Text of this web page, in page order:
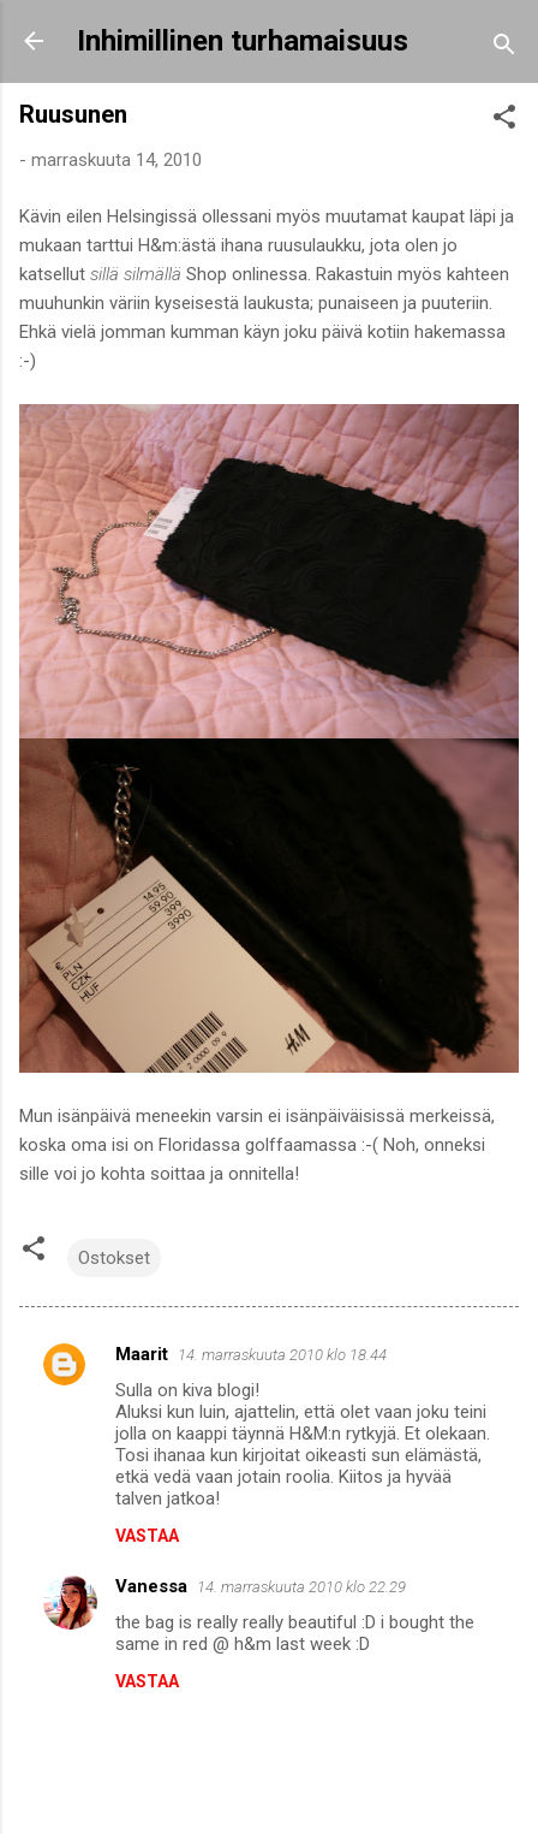
Siirry pääsisältöön
Inhimillinen turhamaisuus
Ruusunen
- marraskuuta 14, 2010
Kävin eilen Helsingissä ollessani myös muutamat kaupat läpi ja
mukaan tarttui H&m:ästä ihana ruusulaukku, jota olen jo
katsellut sillä silmällä Shop onlinessa. Rakastuin myös kahteen
muuhunkin väriin kyseisestä laukusta; punaiseen ja puuteriin.
Ehkä vielä jomman kumman käyn joku päivä kotiin hakemassa
:-)
Mun isänpäivä meneekin varsin ei isänpäiväisissä merkeissä,
koska oma isi on Floridassa golffaamassa :-( Noh, onneksi
sille voi jo kohta soittaa ja onnitella!
Ostokset
K
i
Maarit 14. marraskuuta 2010 klo 18.44
Sulla on kiva blogi!
Aluksi kun luin, ajattelin, että olet vaan joku teini
jolla on kaappi täynnä H&M:n rytkyjä. Et olekaan.
Tosi ihanaa kun kirjoitat oikeasti sun elämästä,
etkä vedä vaan jotain roolia. Kiitos ja hyvää
talven jatkoa!
VASTAA
Vanessa 14. marraskuuta 2010 klo 22.29
the bag is really really beautiful :D i bought the
same in red @ h&m last week :D
VASTAA